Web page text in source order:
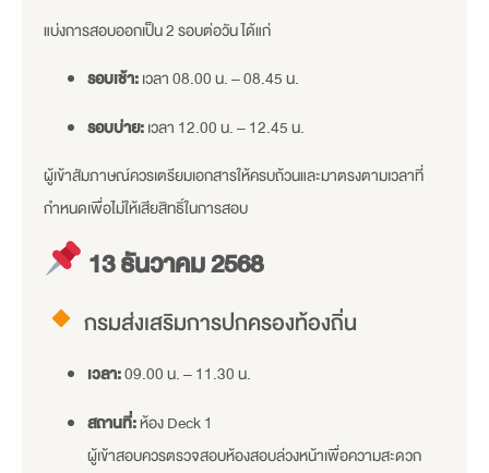
แบ่งการสอบออกเป็น 2 รอบต่อวัน ได้แก่
รอบเช้า:เวลา 08.00 น. – 08.45 น.
รอบบ่าย:เวลา 12.00 น. – 12.45 น.
ผู้เข้าสัมภาษณ์ควรเตรียมเอกสารให้ครบถ้วนและมาตรงตามเวลาที่
กำหนดเพื่อไม่ให้เสียสิทธิ์ในการสอบ
13 ธันวาคม 2568
กรมส่งเสริมการปกครองท้องถิ่น
เวลา:09.00 น. – 11.30 น.
สถานที่:ห้อง Deck 1
ผู้เข้าสอบควรตรวจสอบห้องสอบล่วงหน้าเพื่อความสะดวก